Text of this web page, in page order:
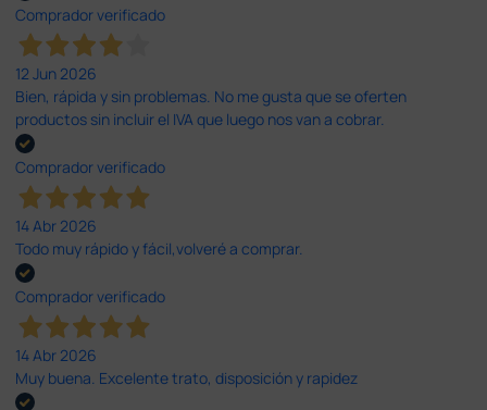
Comprador verificado
12 Jun 2026
Bien, rápida y sin problemas. No me gusta que se oferten
productos sin incluir el IVA que luego nos van a cobrar.
Comprador verificado
14 Abr 2026
Todo muy rápido y fácil,volveré a comprar.
Comprador verificado
14 Abr 2026
Muy buena. Excelente trato, disposición y rapidez